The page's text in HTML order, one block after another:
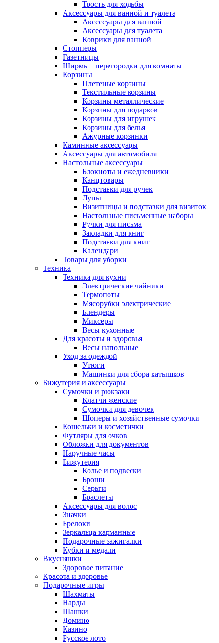
Трость для ходьбы
Аксессуары для ванной и туалета
Аксессуары для ванной
Аксессуары для туалета
Коврики для ванной
Стопперы
Газетницы
Ширмы - перегородки для комнаты
Корзины
Плетеные корзины
Текстильные корзины
Корзины металлические
Корзины для подарков
Корзины для игрушек
Корзины для белья
Ажурные корзинки
Каминные аксессуары
Аксессуары для автомобиля
Настольные аксессуары
Блокноты и ежедневники
Канцтовары
Подставки для ручек
Лупы
Визитницы и подставки для визиток
Настольные письменные наборы
Ручки для письма
Закладки для книг
Подставки для книг
Календари
Товары для уборки
Техника
Техника для кухни
Электрические чайники
Термопоты
Мясорубки электрические
Блендеры
Миксеры
Весы кухонные
Для красоты и здоровья
Весы напольные
Уход за одеждой
Утюги
Машинки для сбора катышков
Бижутерия и аксессуары
Сумочки и рюкзаки
Клатчи женские
Сумочки для девочек
Шоперы и хозяйственные сумочки
Кошельки и косметички
Футляры для очков
Обложки для документов
Наручные часы
Бижутерия
Колье и подвески
Броши
Серьги
Браслеты
Аксессуары для волос
Значки
Брелоки
Зеркальца карманные
Подарочные зажигалки
Кубки и медали
Вкусняшки
Здоровое питание
Красота и здоровье
Подарочные игры
Шахматы
Нарды
Шашки
Домино
Казино
Русское лото